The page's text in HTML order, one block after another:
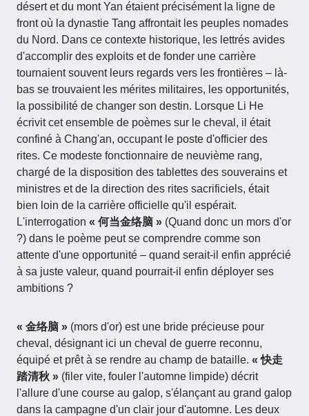
désert et du mont Yan étaient précisément la ligne de
front où la dynastie Tang affrontait les peuples nomades
du Nord. Dans ce contexte historique, les lettrés avides
d'accomplir des exploits et de fonder une carrière
tournaient souvent leurs regards vers les frontières – là-
bas se trouvaient les mérites militaires, les opportunités,
la possibilité de changer son destin. Lorsque Li He
écrivit cet ensemble de poèmes sur le cheval, il était
confiné à Chang'an, occupant le poste d'officier des
rites. Ce modeste fonctionnaire de neuvième rang,
chargé de la disposition des tablettes des souverains et
ministres et de la direction des rites sacrificiels, était
bien loin de la carrière officielle qu'il espérait.
L'interrogation « 何当金络脑 » (Quand donc un mors d'or
?) dans le poème peut se comprendre comme son
attente d'une opportunité – quand serait-il enfin apprécié
à sa juste valeur, quand pourrait-il enfin déployer ses
ambitions ?
« 金络脑 » (mors d'or) est une bride précieuse pour
cheval, désignant ici un cheval de guerre reconnu,
équipé et prêt à se rendre au champ de bataille. « 快走
踏清秋 » (filer vite, fouler l'automne limpide) décrit
l'allure d'une course au galop, s'élançant au grand galop
dans la campagne d'un clair jour d'automne. Les deux